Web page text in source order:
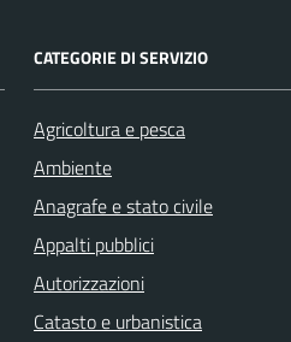
CATEGORIE DI SERVIZIO
Agricoltura e pesca
Ambiente
Anagrafe e stato civile
Appalti pubblici
Autorizzazioni
Catasto e urbanistica